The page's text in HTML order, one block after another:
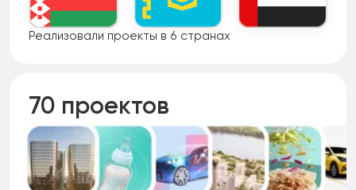
Реализовали проекты в 6 странах
70 проектов